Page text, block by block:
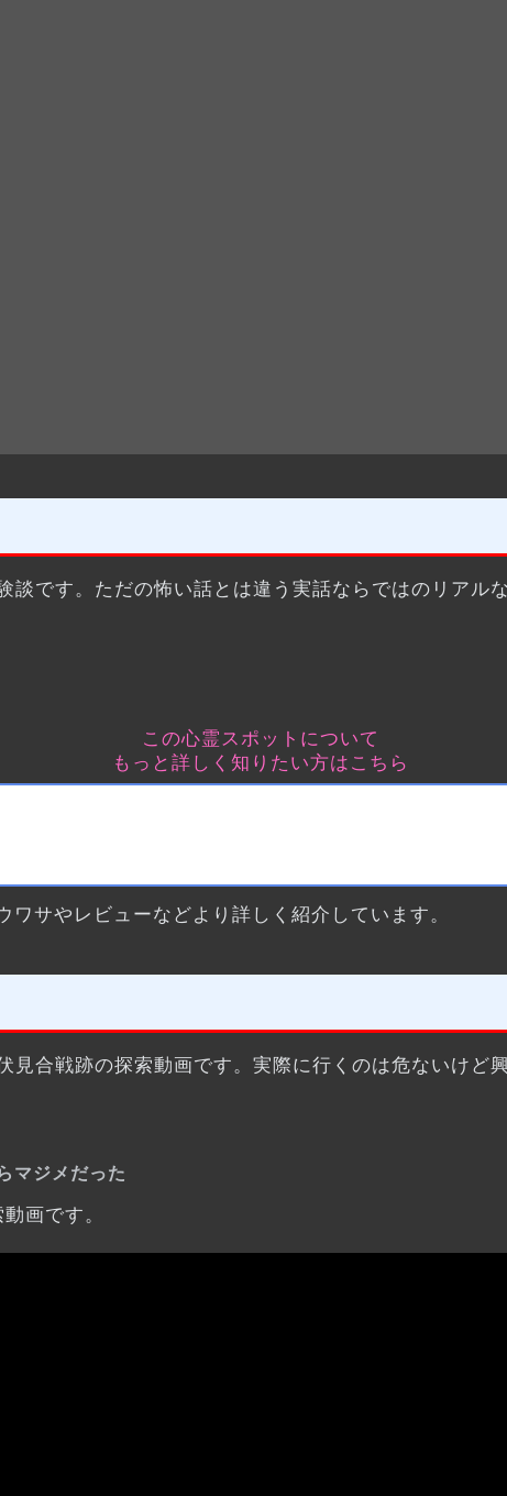
談です。ただの怖い話とは違う実話ならではのリアル
この心霊スポットについて
もっと詳しく知りたい方はこちら
サやレビューなどより詳しく紹介しています。
見合戦跡の探索動画です。実際に行くのは危ないけど
マジメだった
画です。